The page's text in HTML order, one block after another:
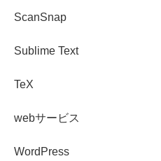
ScanSnap
Sublime Text
TeX
webサービス
WordPress